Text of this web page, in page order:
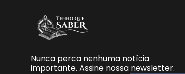
Nunca perca nenhuma notícia
importante. Assine nossa newsletter.